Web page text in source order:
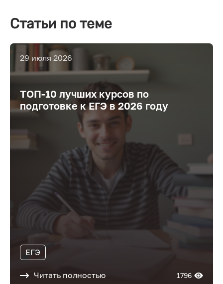
Статьи по теме
29 июля 2026
ТОП-10 лучших курсов по
подготовке к ЕГЭ в 2026 году
ЕГЭ
Читать полностью 1796